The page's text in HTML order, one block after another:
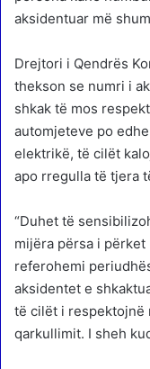
aksidentuar më
Drejtori i Qendrës
thekson se numri i
shkak të mos
automjeteve po
elektrikë, të cilët
apo rregulla të tjera
“Duhet të
mijëra përsa i
referohemi
aksidentet e
të cilët i respektojnë
qarkullimit. I sheh